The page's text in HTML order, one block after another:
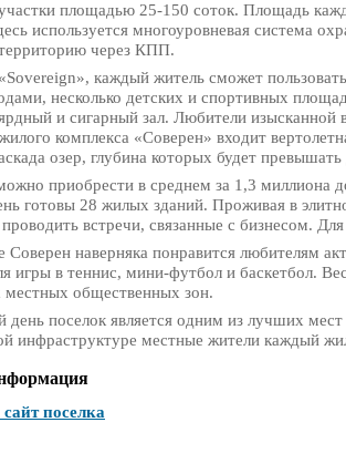
площадью 25-150 соток. Площадь
используется многоуровневая система
через КПП.
каждый житель сможет
несколько детских и спортивных
и сигарный зал. Любители изысканной
комплекса «Соверен» входит
озер, глубина которых будет
приобрести в среднем за 1,3 миллиона
готовы 28 жилых зданий. Проживая в
встречи, связанные с бизнесом.
Соверен наверняка понравится любителям
игры в теннис, мини-футбол и баскетбол.
местных общественных зон.
день поселок является одним из лучших
инфраструктуре местные жители каждый
поселка